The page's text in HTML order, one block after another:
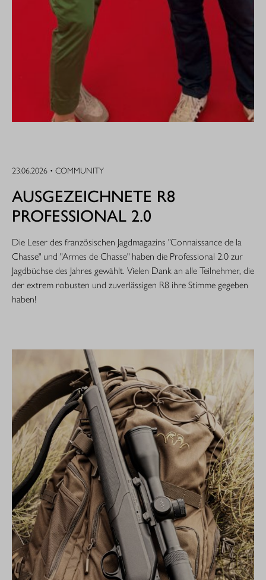
23.06.2026 • COMMUNITY
AUSGEZEICHNETE R8
PROFESSIONAL 2.0
Die Leser des französischen Jagdmagazins "Connaissance de la
Chasse" und "Armes de Chasse" haben die Professional 2.0 zur
Jagdbüchse des Jahres gewählt. Vielen Dank an alle Teilnehmer, die
der extrem robusten und zuverlässigen R8 ihre Stimme gegeben
haben!